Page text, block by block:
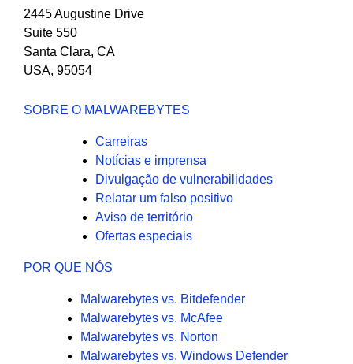
2445 Augustine Drive
Suite 550
Santa Clara, CA
USA, 95054
SOBRE O MALWAREBYTES
Carreiras
Notícias e imprensa
Divulgação de vulnerabilidades
Relatar um falso positivo
Aviso de território
Ofertas especiais
POR QUE NÓS
Malwarebytes vs. Bitdefender
Malwarebytes vs. McAfee
Malwarebytes vs. Norton
Malwarebytes vs. Windows Defender